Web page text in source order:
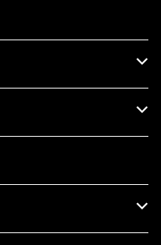
ランプの光量UP ・燃費向上
、タウンユースだけでなく、
ーンでの実証実験の上、 製
す。
ジカルヒューズは放電防止効
果により、このような効果を
性UP） ・ターボ車のターボ
のトルクアップ ・オーディオ